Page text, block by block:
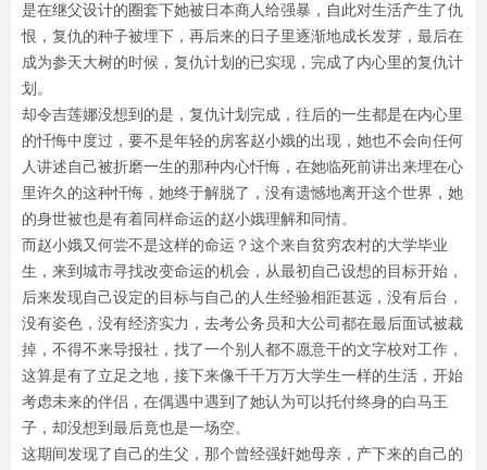
是在继父设计的圈套下她被日本商人给强暴，自此对生活产生了仇
恨，复仇的种子被埋下，再后来的日子里逐渐地成长发芽，最后在
成为参天大树的时候，复仇计划的已实现，完成了内心里的复仇计
划。
却令吉莲娜没想到的是，复仇计划完成，往后的一生都是在内心里
的忏悔中度过，要不是年轻的房客赵小娥的出现，她也不会向任何
人讲述自己被折磨一生的那种内心忏悔，在她临死前讲出来埋在心
里许久的这种忏悔，她终于解脱了，没有遗憾地离开这个世界，她
的身世被也是有着同样命运的赵小娥理解和同情。
而赵小娥又何尝不是这样的命运？这个来自贫穷农村的大学毕业
生，来到城市寻找改变命运的机会，从最初自己设想的目标开始，
后来发现自己设定的目标与自己的人生经验相距甚远，没有后台，
没有姿色，没有经济实力，去考公务员和大公司都在最后面试被裁
掉，不得不来导报社，找了一个别人都不愿意干的文字校对工作，
这算是有了立足之地，接下来像千千万万大学生一样的生活，开始
考虑未来的伴侣，在偶遇中遇到了她认为可以托付终身的白马王
子，却没想到最后竟也是一场空。
这期间发现了自己的生父，那个曾经强奸她母亲，产下来的自己的